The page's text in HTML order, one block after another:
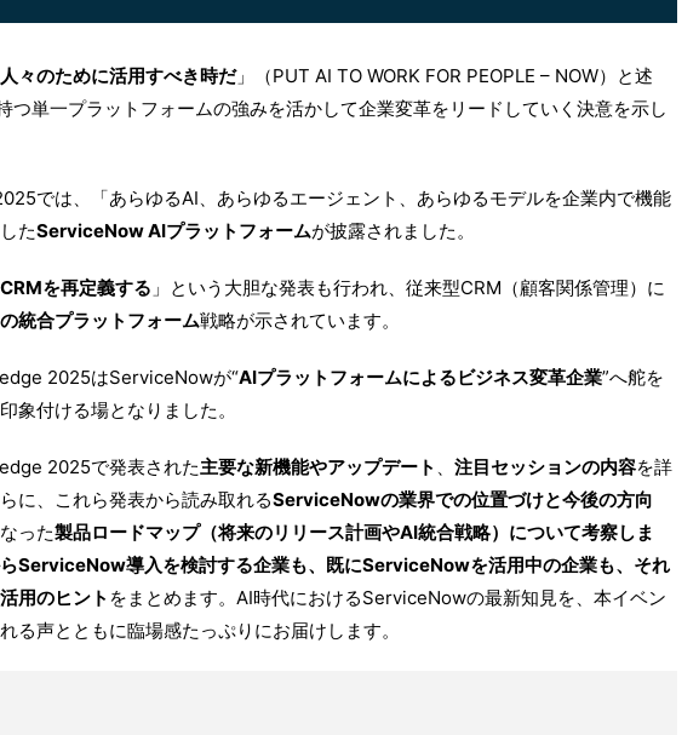
々のために活用すべき時だ」（PUT AI TO WORK FOR PEOPLE – NOW）と述
単一プラットフォームの強みを活かして企業変革をリードしていく決意を示し
では、「あらゆるAI、あらゆるエージェント、あらゆるモデルを企業内で機能
たServiceNow AIプラットフォームが披露されました。
を再定義する 」という大胆な発表も行われ、従来型CRM（顧客関係管理）に
統合プラットフォーム戦略が示されています。
2025はServiceNowが“AIプラットフォームによるビジネス変革企業”へ舵を
象付ける場となりました。
2025で発表された主要な新機能やアップデート 、 注目セッションの内容を詳
に、これら発表から読み取れるServiceNowの業界での位置づけと今後の方向
った製品ロードマップ（将来のリリース計画やAI統合戦略）について考察しま
ServiceNow導入を検討する企業も、既にServiceNowを活用中の企業も、それ
用のヒント をまとめます。AI時代におけるServiceNowの最新知見を、本イベン
る声とともに臨場感たっぷりにお届けします。